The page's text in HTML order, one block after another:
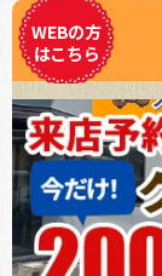
WEBの方
はこちら